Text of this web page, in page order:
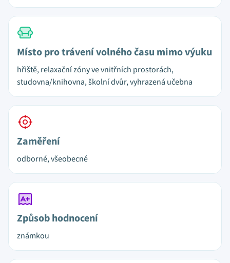
Místo pro trávení volného času mimo výuku
hřiště, relaxační zóny ve vnitřních prostorách,
studovna/knihovna, školní dvůr, vyhrazená učebna
Zaměření
odborné, všeobecné
Způsob hodnocení
známkou